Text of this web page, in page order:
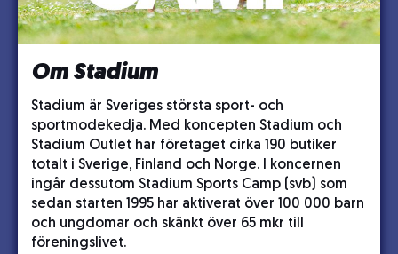
Om Stadium
Stadium är Sveriges största sport- och
sportmodekedja. Med koncepten Stadium och
Stadium Outlet har företaget cirka 190 butiker
totalt i Sverige, Finland och Norge. I koncernen
ingår dessutom Stadium Sports Camp (svb) som
sedan starten 1995 har aktiverat över 100 000 barn
och ungdomar och skänkt över 65 mkr till
föreningslivet.